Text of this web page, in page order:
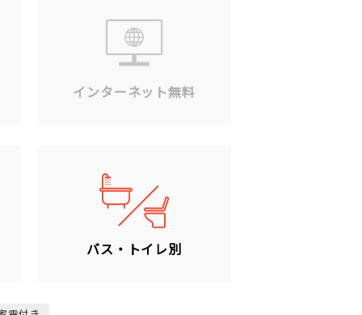
インターネット無料
バス・トイレ別